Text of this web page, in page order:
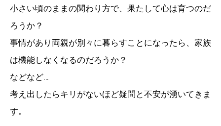
小さい頃のままの関わり方で、果たして心は育つのだ
ろうか？
事情があり両親が別々に暮らすことになったら、家族
は機能しなくなるのだろうか？
などなど…
考え出したらキリがないほど疑問と不安が湧いてきま
す。